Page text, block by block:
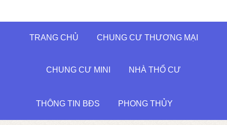
TRANG CHỦ CHUNG CƯ THƯƠNG MẠI
CHUNG CƯ MINI NHÀ THỔ CƯ
THÔNG TIN BĐS PHONG THỦY